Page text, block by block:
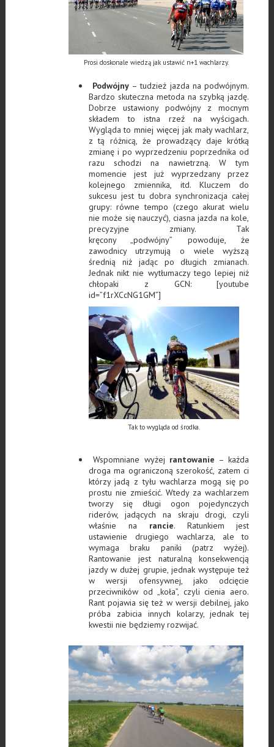
Prosi doskonale wiedzą jak ustawić n+1 wachlarzy.
Podwójny – tudzież jazda na podwójnym.
Bardzo skuteczna metoda na szybką jazdę.
Dobrze ustawiony podwójny z mocnym
składem to istna rzeź na wyścigach.
Wygląda to mniej więcej jak mały wachlarz,
z tą różnicą, że prowadzący daje krótką
zmianę i po wyprzedzeniu poprzednika od
razu schodzi na nawietrzną. W tym
momencie jest już wyprzedzany przez
kolejnego zmiennika, itd. Kluczem do
sukcesu jest tu dobra synchronizacja całej
grupy: równe tempo (czego akurat wielu
nie może się nauczyć), ciasna jazda na kole,
precyzyjne zmiany. Tak
kręcony „podwójny”
powoduje, że
zawodnicy utrzymują o wiele wyższą
średnią niż jadąc po długich zmianach.
Jednak nikt nie wytłumaczy tego lepiej niż
chłopaki z GCN: [youtube
id=”f1rXCcNG1GM”]
Tak to wygląda od środka.
Wspomniane wyżej rantowanie – każda
droga ma ograniczoną szerokość, zatem ci
którzy jadą z tyłu wachlarza mogą się po
prostu nie zmieścić. Wtedy za wachlarzem
tworzy się długi ogon pojedynczych
riderów, jadących na skraju drogi, czyli
właśnie na rancie. Ratunkiem jest
ustawienie drugiego wachlarza, ale to
wymaga braku paniki (patrz wyżej).
Rantowanie jest naturalną konsekwencją
jazdy w dużej grupie, jednak występuje też
w wersji ofensywnej, jako odcięcie
przeciwników od „koła”, czyli cienia aero.
Rant pojawia się też w wersji debilnej, jako
próba zabicia innych kolarzy, jednak tej
kwestii nie będziemy rozwijać.